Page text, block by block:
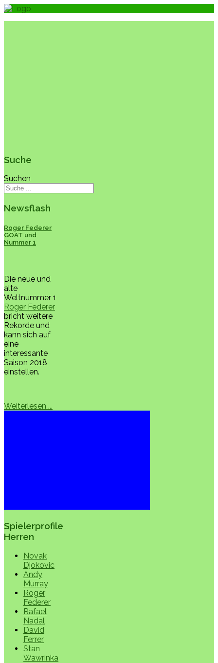
Suche
Suchen
Newsflash
Roger Federer
GOAT und
Nummer 1
Die neue und
alte
Weltnummer 1
Roger Federer
bricht weitere
Rekorde und
kann sich auf
eine
interessante
Saison 2018
einstellen.
Weiterlesen ...
Spielerprofile
Herren
Novak
Djokovic
Andy
Murray
Roger
Federer
Rafael
Nadal
David
Ferrer
Stan
Wawrinka